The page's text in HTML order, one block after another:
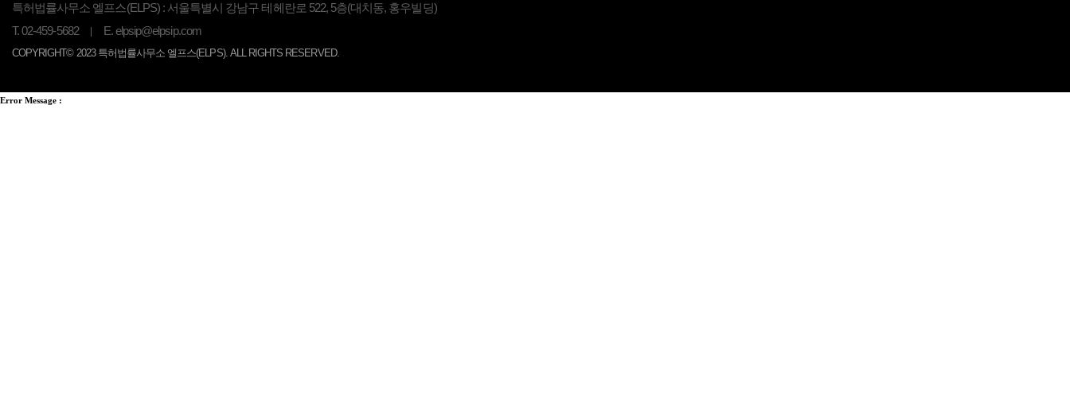
특허법률사무소 엘프스(ELPS) : 서울특별시 강남구 테헤란로 522, 5층(대치동, 홍우빌딩)
T.02-459-5682 E.elpsip@elpsip.com
COPYRIGHT© 2023 특허법률사무소 엘프스(ELPS). ALL RIGHTS RESERVED.
Error Message :